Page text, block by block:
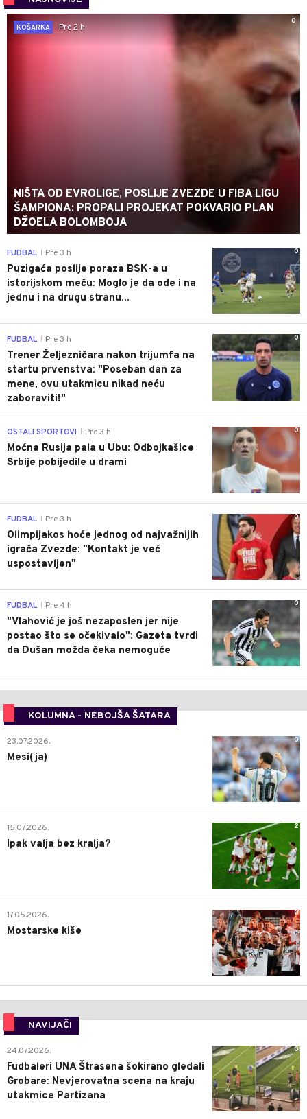
0
KOŠARKA
Pre 2 h
NIŠTA OD EVROLIGE, POSLIJE ZVEZDE U FIBA LIGU
ŠAMPIONA: PROPALI PROJEKAT POKVARIO PLAN
DŽOELA BOLOMBOJA
0
FUDBAL Pre 3 h
Puzigaća poslije poraza BSK-a u
istorijskom meču: Moglo je da ode i na
jednu i na drugu stranu...
0
FUDBAL Pre 3 h
Trener Željezničara nakon trijumfa na
startu prvenstva: "Poseban dan za
mene, ovu utakmicu nikad neću
zaboraviti!"
0
OSTALI SPORTOVI Pre 3 h
Moćna Rusija pala u Ubu: Odbojkašice
Srbije pobijedile u drami
0
FUDBAL Pre 3 h
Olimpijakos hoće jednog od najvažnijih
igrača Zvezde: "Kontakt je već
uspostavljen"
0
FUDBAL Pre 4 h
"Vlahović je još nezaposlen jer nije
postao što se očekivalo": Gazeta tvrdi
da Dušan možda čeka nemoguće
KOLUMNA - NEBOJŠA ŠATARA
0
23.07.2026.
Mesi(ja)
2
15.07.2026.
Ipak valja bez kralja?
0
17.05.2026.
Mostarske kiše
NAVIJAČI
0
24.07.2026.
Fudbaleri UNA Štrasena šokirano gledali
Grobare: Nevjerovatna scena na kraju
utakmice Partizana